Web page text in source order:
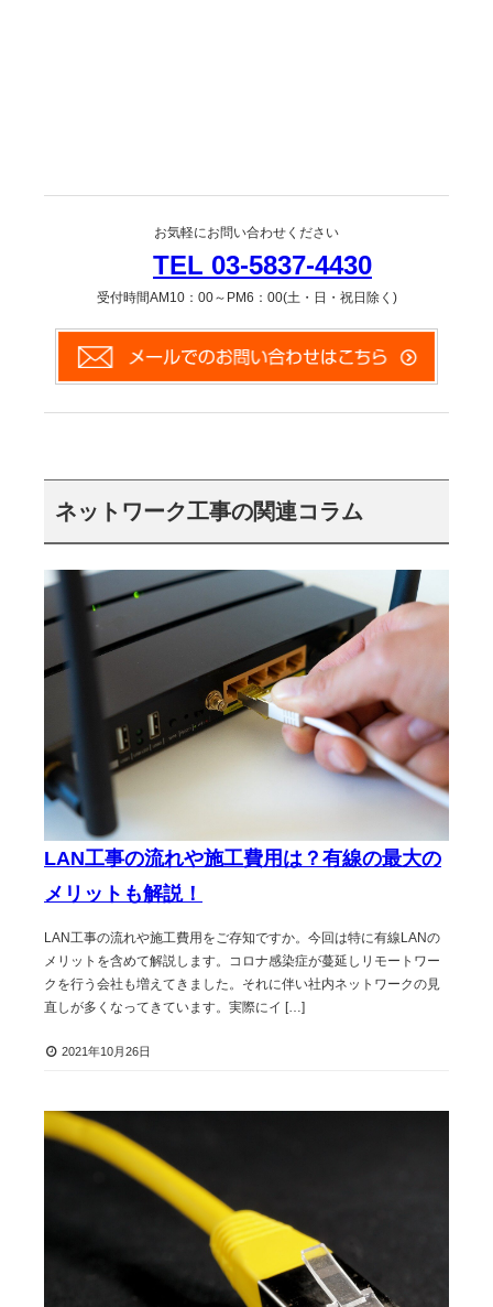
お気軽にお問い合わせください
TEL 03-5837-4430
受付時間AM10：00～PM6：00(土・日・祝日除く)
ネットワーク工事の関連コラム
LAN工事の流れや施工費用は？有線の最大の
メリットも解説！
LAN工事の流れや施工費用をご存知ですか。今回は特に有線LANの
メリットを含めて解説します。コロナ感染症が蔓延しリモートワー
クを行う会社も増えてきました。それに伴い社内ネットワークの見
直しが多くなってきています。実際にイ […]
2021年10月26日